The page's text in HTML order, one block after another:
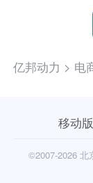
亿邦动力 > 电
移动版
©2007-2026 北